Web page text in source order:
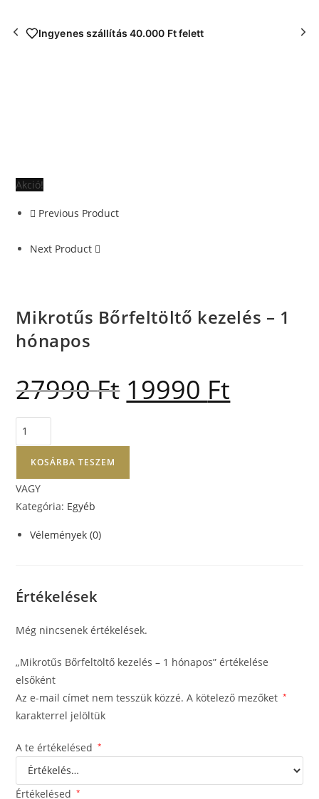
Ingyenes szállítás 40.000 Ft felett
Akció!
Previous Product
Next Product
Mikrotűs Bőrfeltöltő kezelés – 1
hónapos
27990Ft 19990 Ft
KOSÁRBA TESZEM
VAGY
Kategória: Egyéb
Vélemények (0)
Értékelések
Még nincsenek értékelések.
„Mikrotűs Bőrfeltöltő kezelés – 1 hónapos” értékelése
elsőként
Az e-mail címet nem tesszük közzé. A kötelező mezőket *
karakterrel jelöltük
A te értékelésed *
Értékelésed *